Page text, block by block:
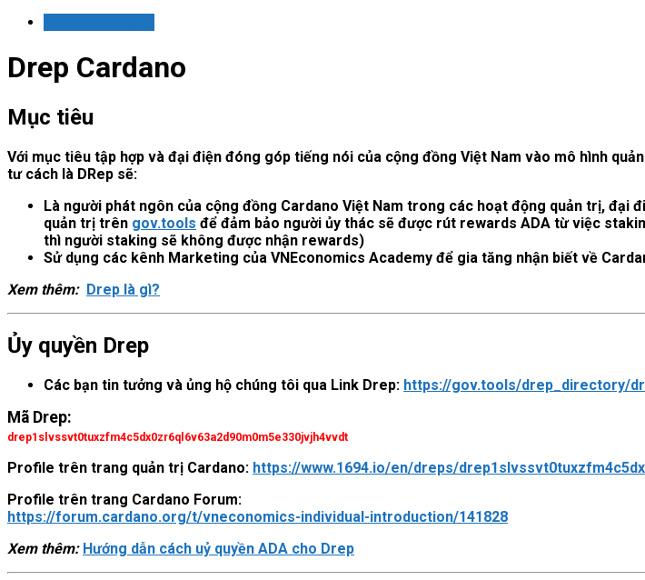
Drep Cardano
Mục tiêu
Với mục tiêu tập hợp và đại điện đóng góp tiếng nói của cộng đồng Việt Nam vào mô hình
tư cách là DRep sẽ:
Là người phát ngôn của cộng đồng Cardano Việt Nam trong các hoạt động quản trị, đại
quản trị trên gov.tools để đảm bảo người ủy thác sẽ được rút rewards ADA từ việc
thì người staking sẽ không được nhận rewards)
Sử dụng các kênh Marketing của VNEconomics Academy để gia tăng nhận biết về
Xem thêm: Drep là gì?
Ủy quyền Drep
Các bạn tin tưởng và ủng hộ chúng tôi qua Link Drep: https://gov.tools/drep_directory/
Mã Drep:
drep1slvssvt0tuxzfm4c5dx0zr6ql6v63a2d90m0m5e330jvjh4vvdt
Profile trên trang quản trị Cardano: https://www.1694.io/en/dreps/
Profile trên trang Cardano Forum:
https://forum.cardano.org/t/vneconomics-individual-introduction/141828
Xem thêm: Hướng dẫn cách uỷ quyền ADA cho Drep